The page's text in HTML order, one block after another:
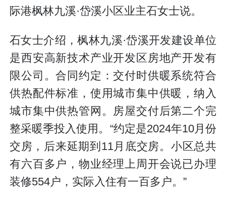
际港枫林九溪·岱溪小区业主石女士说。
石女士介绍，枫林九溪·岱溪开发建设单位
是西安高新技术产业开发区房地产开发有
限公司。合同约定：交付时供暖系统符合
供热配件标准，使用城市集中供暖，纳入
城市集中供热管网。房屋交付后第二个完
整采暖季投入使用。“约定是2024年10月份
交房，后来延期到11月底交房。小区总共
有六百多户，物业经理上周开会说已办理
装修554户，实际入住有一百多户。”